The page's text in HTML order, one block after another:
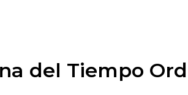
del Tiempo